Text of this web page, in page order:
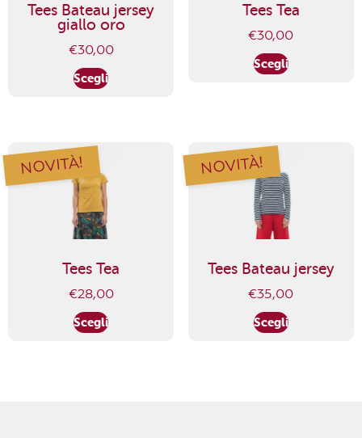
Tees Bateau jersey
giallo oro
€30,00
Scegli
Tees Tea
€30,00
Scegli
NOVITÀ!
Tees Tea
€28,00
Scegli
NOVITÀ!
Tees Bateau jersey
€35,00
Scegli